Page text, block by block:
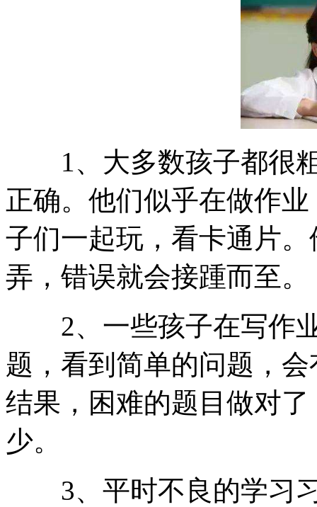
1、大多数孩子都很粗
正确。他们似乎在做作
子们一起玩，看卡通片
弄，错误就会接踵而至。
2、一些孩子在写作业
题，看到简单的问题，
结果，困难的题目做对
少。
3、平时不良的学习习